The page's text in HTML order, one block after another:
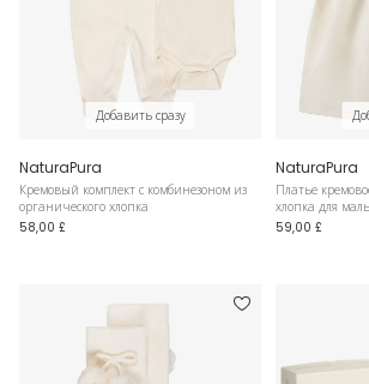
Добавить сразу
NaturaPura
Кремовый комплект с комбинезоном из
органического хлопка
58,00 £
NaturaPura
Платье
хлопка для
59,00 £